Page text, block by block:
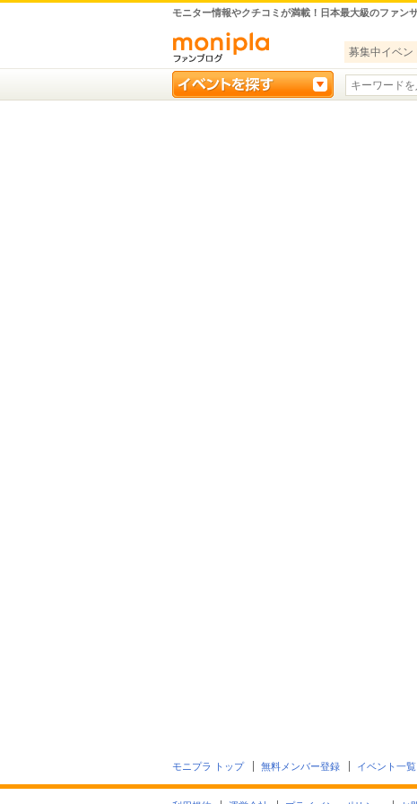
モニター情報やクチコミが満載！日本最大級のファン
募集中イベン
モニプラ トップ 無料メンバー登録 イベント一覧